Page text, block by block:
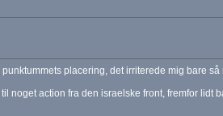
placering, det irriterede mig bare så
noget action fra den israelske front, fremfor lidt